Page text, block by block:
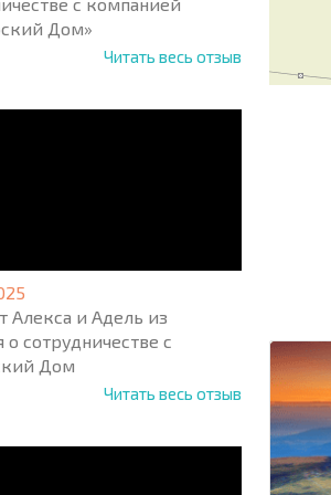
Дом»
Читать весь отзыв
Алекса и Адель из
о сотрудничестве с
Дом
Читать весь отзыв
States
+1
* Поля